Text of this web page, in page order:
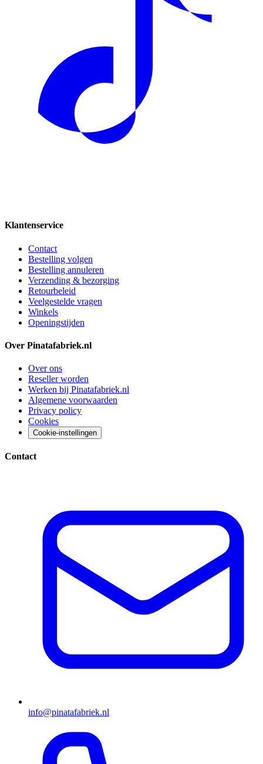
Klantenservice
Contact
Bestelling volgen
Bestelling annuleren
Verzending & bezorging
Retourbeleid
Veelgestelde vragen
Winkels
Openingstijden
Over Pinatafabriek.nl
Over ons
Reseller worden
Werken bij Pinatafabriek.nl
Algemene voorwaarden
Privacy policy
Cookies
Cookie-instellingen
Contact
info@pinatafabriek.nl